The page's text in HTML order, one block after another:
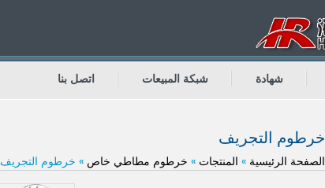
شهادة شبكة المبيعات اتصل بنا
خرطوم التجريف
الصفحة الرئيسية » المنتجات » خرطوم مطاطي خاص » خرطوم التجريف